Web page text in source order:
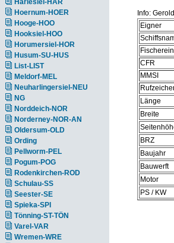
Harlesiel-HAR
Hoernum-HOER
Hooge-HOO
Hooksiel-HOO
Horumersiel-HOR
Husum-SU-HUS
List-LIST
Meldorf-MEL
Neuharlingersiel-NEU
NG
Norddeich-NOR
Norderney-NOR-AN
Oldersum-OLD
Ording
Pellworm-PEL
Pogum-POG
Rodenkirchen-ROD
Schulau-SS
Seester-SE
Spieka-SPI
Tönning-ST-TÖN
Varel-VAR
Wremen-WRE
Info:
Eigner
CFR
MMSI
Länge
Breite
BRZ
Baujahr
Bauwerft
Motor
PS / KW